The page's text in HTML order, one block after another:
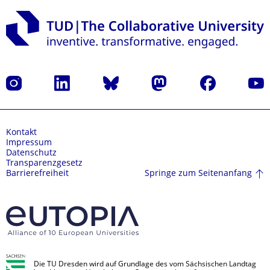
Instagram LinkedIn Bluesky Mastodon Facebook
Kontakt
Impressum
Datenschutz
Transparenzgesetz
Barrierefreiheit
Springe zum Seitenanfang
Die TU Dresden wird auf Grundlage des vom Sächsischen Landtag